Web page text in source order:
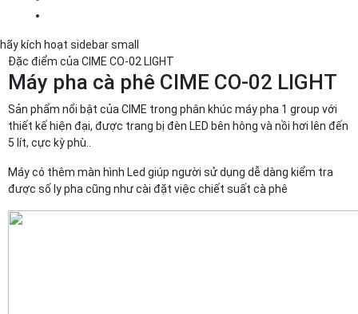
hãy kích hoạt sidebar small
Đặc điểm của CIME CO-02 LIGHT
Máy pha cà phê CIME CO-02 LIGHT
Sản phẩm nổi bật của CIME trong phân khúc máy pha 1 group với
thiết kế hiện đại, được trang bị đèn LED bên hông và nồi hơi lên đến
5 lít, cực kỳ phù..
Máy có thêm màn hình Led giúp người sử dụng dễ dàng kiểm tra
được số ly pha cũng như cài đặt việc chiết suất cà phê